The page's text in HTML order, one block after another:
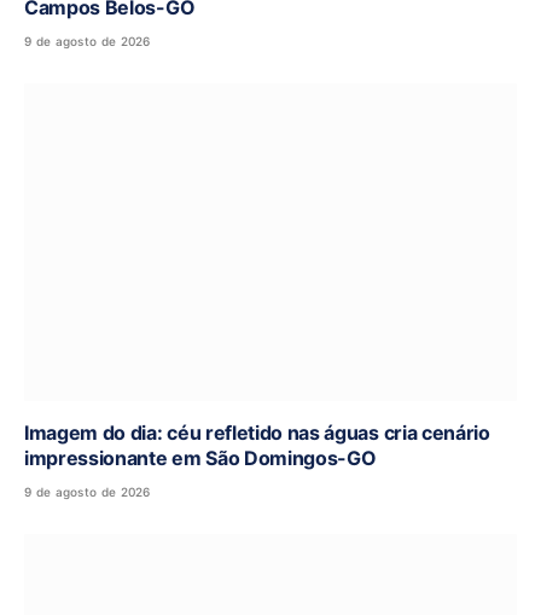
Campos Belos-GO
9 de agosto de 2026
Imagem do dia: céu refletido nas águas cria cenário
impressionante em São Domingos-GO
9 de agosto de 2026